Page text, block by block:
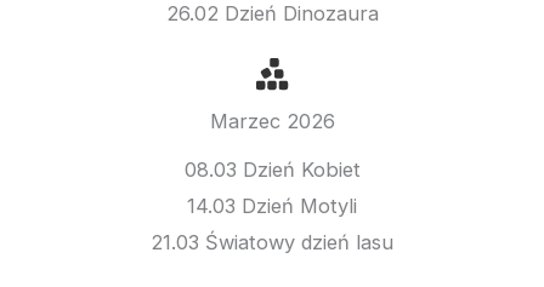
26.02 Dzień Dinozaura
Marzec 2026
08.03 Dzień Kobiet
14.03 Dzień Motyli
21.03 Światowy dzień lasu